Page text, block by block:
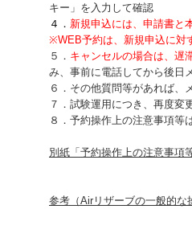
キー」を入力して確認
４ ． 新規申込には、申請書と
※WEB予約は、新規申込に対
５． キャンセルの場合は、遅
み、事前に電話してから後日
６．その他質問等があれば、
７．試験運用につき、再度変
８．予約操作上の注意事項等
別紙「予約操作上の注意事項
参考（Airリザーブの一般的な